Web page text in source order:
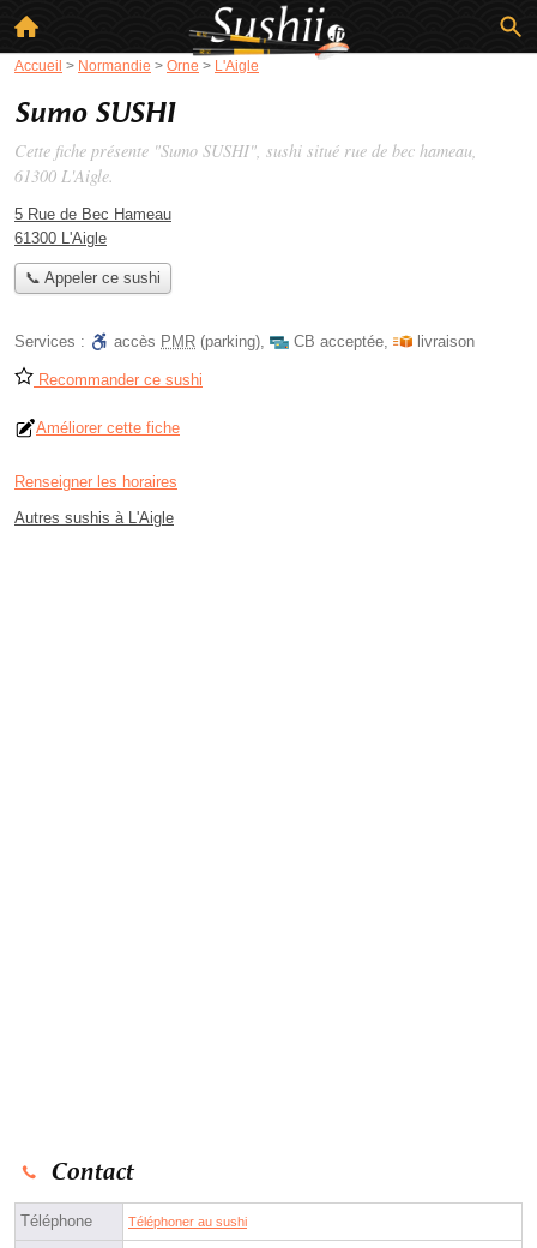
Accueil > Normandie > Orne > L'Aigle
Sumo SUSHI
Cette fiche présente "Sumo SUSHI", sushi situé rue de bec hameau,
61300 L'Aigle.
5 Rue de Bec Hameau
61300 L'Aigle
📞 Appeler ce sushi
Services : accès PMR (parking), CB acceptée, livraison
Recommander ce sushi
Améliorer cette fiche
Renseigner les horaires
Autres sushis à L'Aigle
Contact
Téléphone Téléphoner au sushi